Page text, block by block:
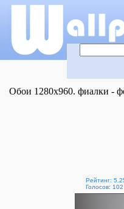
Обои 1280x960. фиалки -
Рейтинг:
Голосов: 102